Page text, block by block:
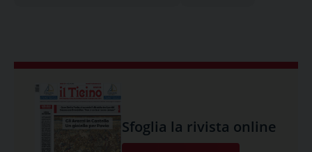
Sfoglia la rivista online